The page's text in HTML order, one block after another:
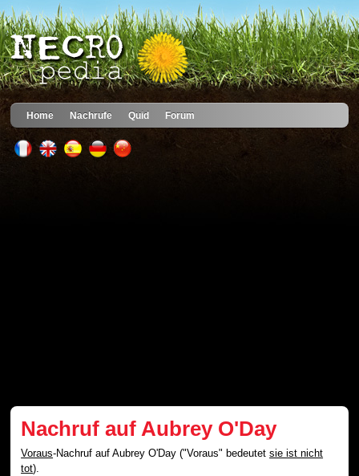
Home Nachrufe Quid Forum
Nachruf auf Aubrey O'Day
Voraus-Nachruf auf Aubrey O'Day ("Voraus" bedeutetsie ist nicht
tot).